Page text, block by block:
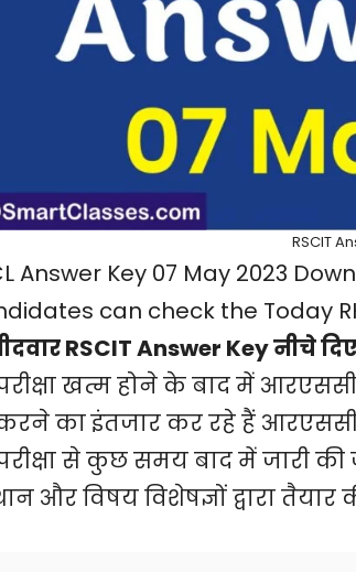
RSCIT
Answer Key 07 May 2023
can check the Today
RSCIT Answer Key नीचे
खत्म होने के बाद में
का इंतजार कर रहे हैं
से कुछ समय बाद में जारी
और विषय विशेषज्ञों द्वारा तैयार